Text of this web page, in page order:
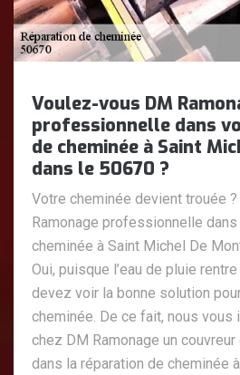
Voulez-vous DM
professionnelle dans
de cheminée à Saint
dans le 50670 ?
Votre cheminée devient trouée
Ramonage professionnelle
cheminée à Saint Michel De
Oui, puisque l’eau de pluie
devez voir la bonne solution
cheminée. De ce fait, nous vous
chez DM Ramonage un
dans la réparation de cheminée